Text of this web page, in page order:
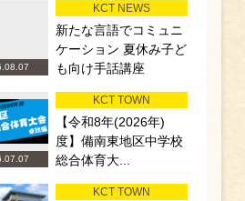
KCT NEWS
新たな言語でコミュニ
ケーション 夏休み子ど
も向け手話講座
KCT TOWN
【令和8年(2026年)
度】備南東地区中学校
総合体育大...
KCT TOWN